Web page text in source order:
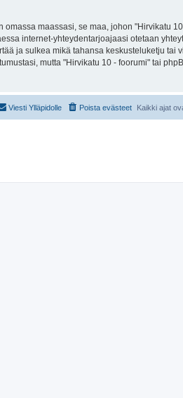
maassasi, se maa, johon "Hirvikatu
internet-yhteydentarjoajaasi otetaan
ja sulkea mikä tahansa keskusteluketju tai
mutta "Hirvikatu 10 - foorumi" tai
Kaikki ajat
Poista evästeet
Viesti Ylläpidolle